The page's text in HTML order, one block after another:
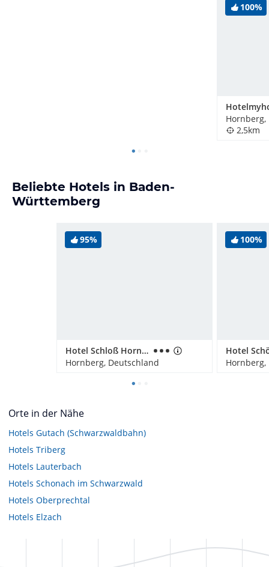
100%
2,5km
Beliebte Hotels in Baden-
Württemberg
95%
Hotel Schloß Hornberg
Hornberg, Deutschland
100%
Orte in der Nähe
Hotels Gutach (Schwarzwaldbahn)
Hotels Triberg
Hotels Lauterbach
Hotels Schonach im Schwarzwald
Hotels Oberprechtal
Hotels Elzach